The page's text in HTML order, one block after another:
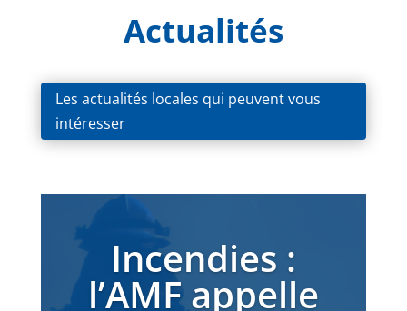
Actualités
Les actualités locales qui peuvent vous
intéresser
Incendies :
l’AMF appelle